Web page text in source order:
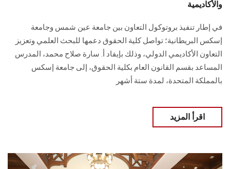
والأكاديمية
في إطار تنفيذ بروتوكول التعاون بين جامعة عين شمس وجامعة
إسكس البريطانية؛ تواصل كلية الحقوق دعمها للبحث العلمي وتعزيز
التعاون الأكاديمي الدولي، وذلك بإيفاد أ. سارة صلاح محمد، المدرس
المساعد بقسم القانون العام بكلية الحقوق، إلى جامعة إسكس
بالمملكة المتحدة، لمدة ستة أشهر
اقرأ المزيد